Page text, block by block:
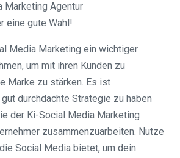
Marketing Agentur
eine gute Wahl!
Media Marketing ein wichtiger
um mit ihren Kunden zu
Marke zu stärken. Es ist
durchdachte Strategie zu haben
der Ki-Social Media Marketing
zusammenzuarbeiten. Nutze
Social Media bietet, um dein